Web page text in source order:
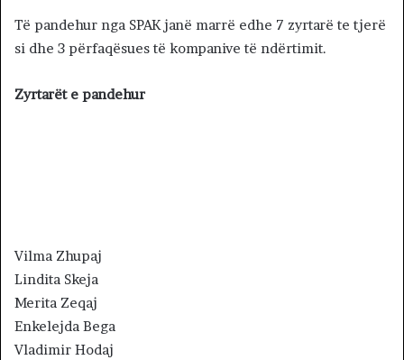
Të pandehur nga SPAK janë marrë edhe 7 zyrtarë te tjerë
si dhe 3 përfaqësues të kompanive të ndërtimit.
Zyrtarët e pandehur
Vilma Zhupaj
Lindita Skeja
Merita Zeqaj
Enkelejda Bega
Vladimir Hodaj